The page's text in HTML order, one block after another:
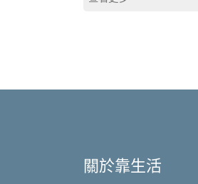
關於靠生活